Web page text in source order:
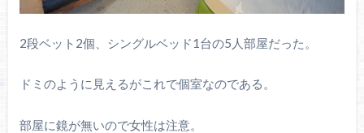
2段ベット2個、シングルベッド1台の5人部屋だった。
ドミのように見えるがこれで個室なのである。
部屋に鏡が無いので女性は注意。